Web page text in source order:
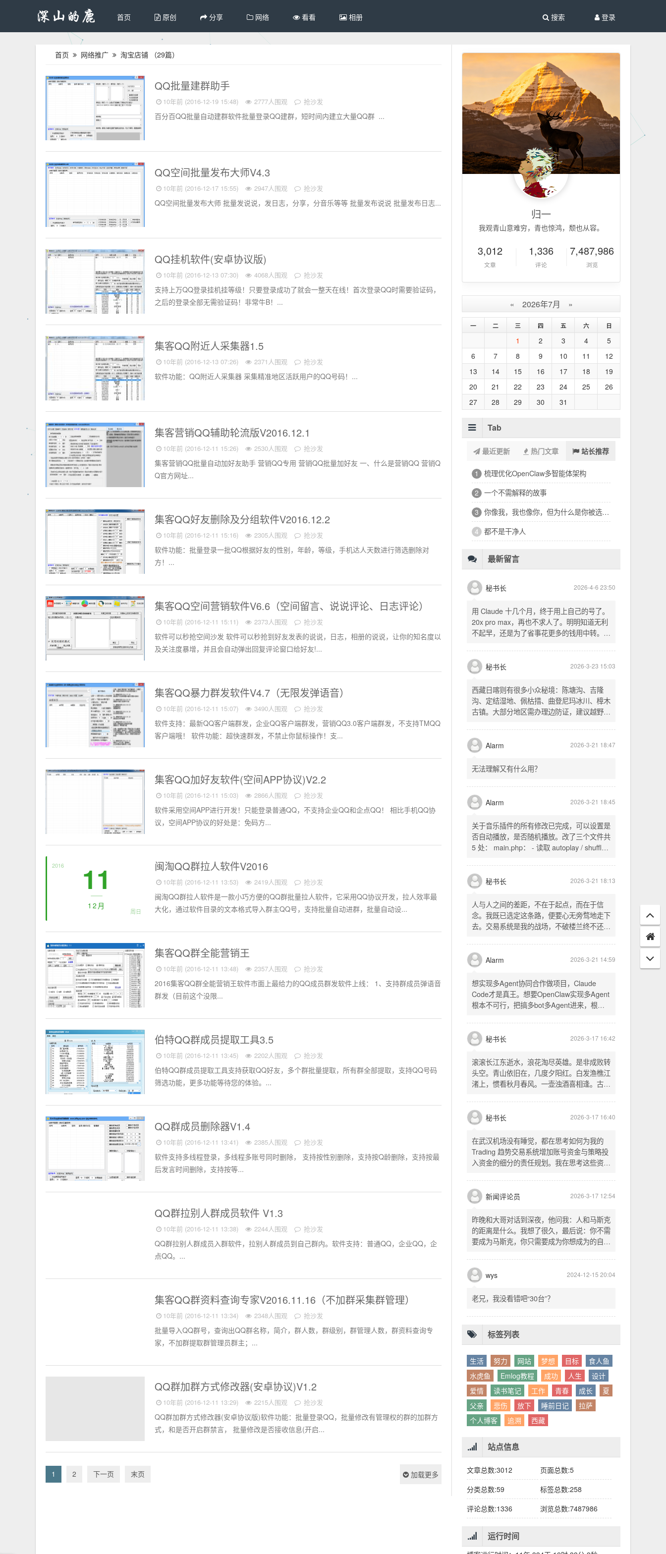
首页 原创 分享 网络 看看 相册 登录
搜索
首页 网络推广 淘宝店铺 （29篇）
淘宝店铺 QQ批量建群助手
10年前 (2016-12-19 15:48) 2777人围观 抢沙发
百分百QQ批量自动建群软件批量登录QQ建群，短时间内建立大量QQ群 ...
淘宝店铺 QQ空间批量发布大师V4.3
10年前 (2016-12-17 15:55) 2947人围观 抢沙发
QQ空间批量发布大师 批量发说说，发日志，分享，分音乐等等 批量发布说说 批量发布日志...
淘宝店铺 QQ挂机软件(安卓协议版)
10年前 (2016-12-13 07:30) 4068人围观 抢沙发
支持上万QQ登录挂机挂等级！只要登录成功了就会一整天在线！首次登录QQ时需要验证码，
之后的登录全部无需验证码！非常牛B！...
淘宝店铺 集客QQ附近人采集器1.5
10年前 (2016-12-13 07:26) 2371人围观 抢沙发
软件功能：QQ附近人采集器 采集精准地区活跃用户的QQ号码！...
淘宝店铺 集客营销QQ辅助轮流版V2016.12.1
10年前 (2016-12-11 15:26) 2530人围观 抢沙发
集客营销QQ批量自动加好友助手 营销QQ专用 营销QQ批量加好友 一、什么是营销QQ 营销Q
Q官方网址...
淘宝店铺 集客QQ好友删除及分组软件V2016.12.2
10年前 (2016-12-11 15:16) 2305人围观 抢沙发
软件功能：批量登录一批QQ根据好友的性别，年龄，等级，手机达人天数进行筛选删除对
方！...
淘宝店铺 集客QQ空间营销软件V6.6（空间留言、说说评论、日志评论）
10年前 (2016-12-11 15:11) 2373人围观 抢沙发
软件可以秒抢空间沙发 软件可以秒抢到好友发表的说说，日志，相册的说说，让你的知名度以
及关注度暴增，并且会自动弹出回复评论窗口给好友!...
淘宝店铺 集客QQ暴力群发软件V4.7（无限发弹语音）
10年前 (2016-12-11 15:07) 3490人围观 抢沙发
软件支持：最新QQ客户端群发，企业QQ客户端群发，营销QQ3.0客户端群发，不支持TMQQ
客户端哦！ 软件功能：超快速群发，不禁止你鼠标操作！支...
淘宝店铺 集客QQ加好友软件(空间APP协议)V2.2
10年前 (2016-12-11 15:03) 2866人围观 抢沙发
软件采用空间APP进行开发！只能登录普通QQ，不支持企业QQ和企点QQ！ 相比手机QQ协
议，空间APP协议的好处是：免码方...
2016 11
12月
周日
闽淘QQ群拉人软件V2016
10年前 (2016-12-11 13:53) 2419人围观 抢沙发
闽淘QQ群拉人软件是一款小巧方便的QQ群批量拉人软件，它采用QQ协议开发，拉人效率最
大化，通过软件目录的文本格式导入群主QQ号，支持批量自动进群，批量自动设...
淘宝店铺 集客QQ群全能营销王
10年前 (2016-12-11 13:48) 2357人围观 抢沙发
2016集客QQ群全能营销王软件市面上最给力的QQ成员群发软件上线： 1、支持群成员弹语音
群发（目前这个没限...
淘宝店铺 伯特QQ群成员提取工具3.5
10年前 (2016-12-11 13:45) 2202人围观 抢沙发
伯特QQ群成员提取工具支持获取QQ好友，多个群批量提取，所有群全部提取，支持QQ号码
筛选功能，更多功能等待您的体验。...
淘宝店铺 QQ群成员删除器V1.4
10年前 (2016-12-11 13:41) 2385人围观 抢沙发
软件支持多线程登录，多线程多账号同时删除， 支持按性别删除，支持按Q龄删除，支持按最
后发言时间删除，支持按等...
QQ群拉别人群成员软件 V1.3
10年前 (2016-12-11 13:38) 2244人围观 抢沙发
QQ群拉别人群成员入群软件，拉别人群成员到自己群内。软件支持：普通QQ，企业QQ，企
点QQ。...
集客QQ群资料查询专家V2016.11.16（不加群采集群管理）
10年前 (2016-12-11 13:34) 2348人围观 抢沙发
批量导入QQ群号，查询出QQ群名称，简介，群人数，群级别，群管理人数，群资料查询专
家，不加群提取群管理员群主；...
QQ群加群方式修改器(安卓协议)V1.2
10年前 (2016-12-11 13:29) 2215人围观 抢沙发
QQ群加群方式修改器(安卓协议版)软件功能：批量登录QQ，批量修改有管理权的群的加群方
式，和是否开启群禁言， 批量修改是否接收信息(开启...
1 2 下一页 末页 加载更多
归一
我观青山意难穷，青也惊鸿，颓也从容。
3,012
文章
1,336
评论
7,487,986
浏览
« 2026年7月 »
一 二 三 四 五 六 日
1 2 3 4
5
6
7 8 9 10 11
12
13
14 15 16 17 18
19
20
21 22 23 24 25
26
27
28 29 30 31
Tab
最近更新 热门文章 站长推荐
1 浑浑噩噩一整天，签了个十万的工程
2 32岁的深夜，有点惶恐
3 修车、装盖板、忙到深夜的琐碎一天
4 看完文德的二手房，护板一路响回电城
6 十六万二千八提了特斯拉，又看上东园公馆
秘书长 2026-4-6 23:50
用 Claude 十几个月，终于用上自己的号了。
20x pro max，再也不求人了。明明知道无利
不起早，还是为了省事花更多的钱用中转。链
SSH 用 gost 做 HTTP+SOCKS 转换才能用
多 Agent。配置麻烦了点，设定好了后直接任
意 IP 进行 SSH 登录。畅用，值得纪念。
秘书长 2026-3-23 15:03
西藏日喀则有很多小众秘境：陈塘沟、吉隆
沟、定结湿地、佩枯措、曲登尼玛冰川、樟木
古镇。大部分地区需办理边防证，建议越野
经吉隆口岸前往加德满都，沿途风景绝美。
Alarm
无法理解又有什么用？
Alarm 2026-3-21 18:45
关于音乐插件的所有修改已完成，可以设置是
否自动播放，是否随机播放。改了三个文件共
5 处： main.php： - 读取 autoplay / shuffle
一行两个复选框（自动播放音乐 / 默认随机播
放），带配套 CSS track.php： - 在 var
playlist = [...] 后面输出 _p4zAutoplay 和
autoplay 从后端变量读取，不再硬编码 false
- shuffle 后台开启时强制随机，否则走
秘书长 2026-3-21 18:13
人与人之间的差距，不在于起点，而在于信
念。我既已选定这条路，便要心无旁骛地走下
去。交易系统是我的战场，不破楼兰终不还。
唯有目标，不可动摇。
Alarm 2026-3-21 14:59
想实现多Agent协同合作做项目，Claude
Code才是真王。想要OpenClaw实现多Agent
根本不可行，把搞多bot多Agent进来，根本
秘书长 2026-3-17 16:42
滚滚长江东逝水，浪花淘尽英雄。是非成败转
头空。青山依旧在，几度夕阳红。白发渔樵江
渚上，惯看秋月春风。一壶浊酒喜相逢。古今
的开篇词，气势磅礴，感慨历史兴衰、人生短
暂。晚饭时在墙上看到这句诗，让人感慨万
千。历史长河滚滚向前，多少英雄豪杰都随江
件事。
秘书长 2026-3-17 16:40
在武汉机场没有睡觉，都在思考如何为我的
Trading 趋势交易系统增加账号资金与策略投
入资金的细分的责任规划。我在思考这些资金
投入资金是每个策略单独分配的资金。昨天回
到家之后，我也在为博客增加这些功能，把交
易系统理念落实到代码层面。东西用久了需要
新闻评论员 2026-3-17 12:54
昨晚和大哥对话到深夜，他问我：人和马斯克
的距离是什么。我想了很久，最后说：你不需
要成为马斯克，你只需要成为你想成为的自
以为差距是钱、是资源、是运气，但真正的差
只问我想做什么。而我们，花了太多时间活成
别人眼中的应该。这句话不是安慰，是提醒：
你的人生，不需要复刻任何人的轨迹。
wys
老兄，我没看错吧“30台”？
标签列表
生活 努力 网站 梦想 目标
食人鱼
水虎鱼
Emlog教程 成功 人生
设计
爱情
读书笔记 工作
父亲
悲伤 放下
个人博客
追溯 西藏
站点信息
文章总数:3012
页面总数:5
分类总数:59
评论总数:1336
浏览总数:7487986